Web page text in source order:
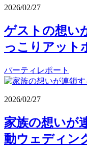
2026/02/27
ゲストの想い
っこりアット
パーティレポート
2026/02/27
家族の想いが
動ウェディン